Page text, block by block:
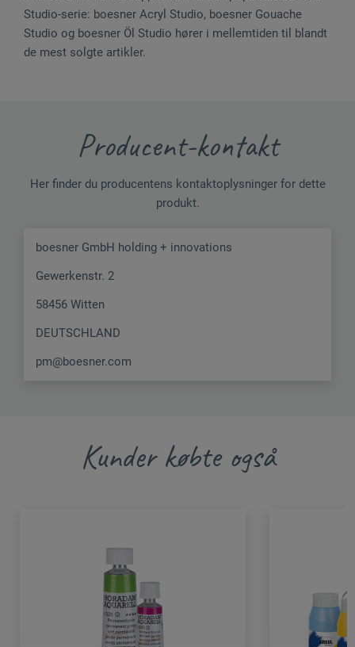
Studio-serie: boesner Acryl Studio, boesner Gouache
Studio og boesner Öl Studio hører i mellemtiden til blandt
de mest solgte artikler.
Producent-kontakt
Her finder du producentens kontaktoplysninger for dette
produkt.
boesner GmbH holding + innovations
Gewerkenstr. 2
58456 Witten
DEUTSCHLAND
pm@boesner.com
Kunder købte også